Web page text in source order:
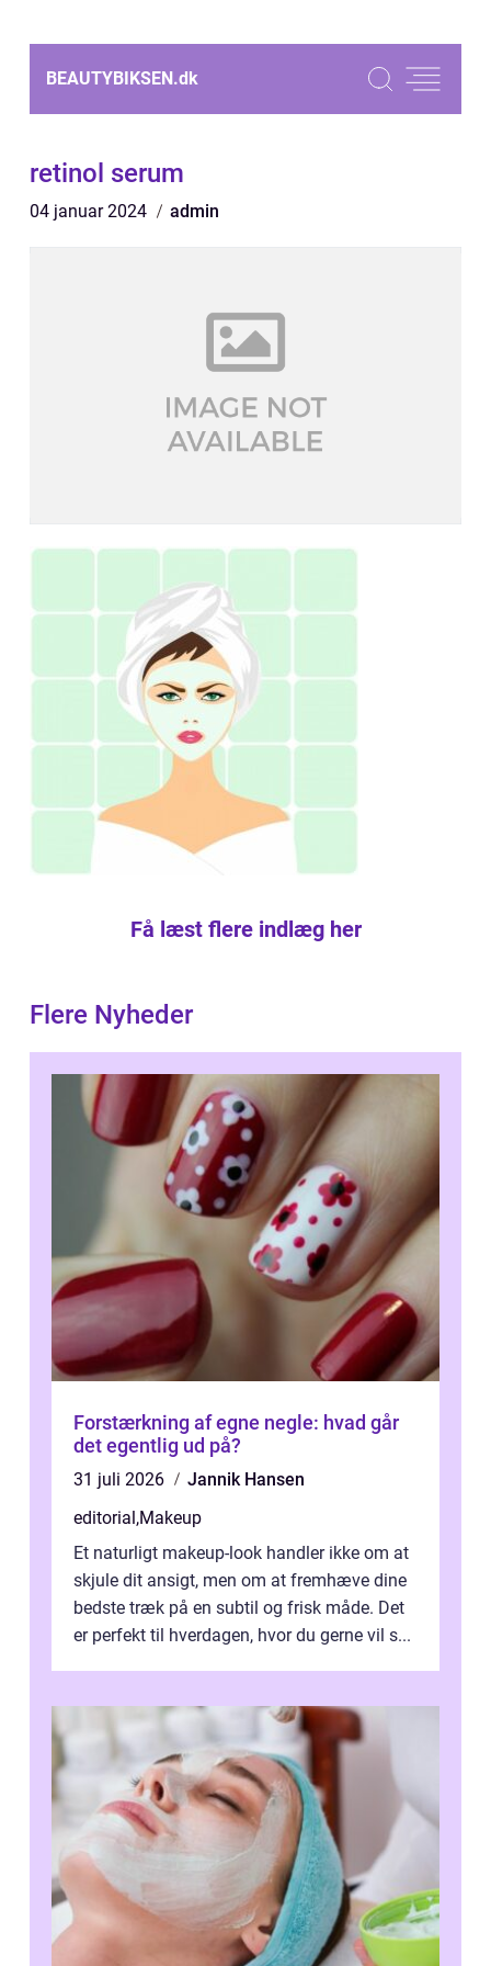
BEAUTYBIKSEN.dk
retinol serum
04 januar 2024 admin
Få læst flere indlæg her
Flere Nyheder
Forstærkning af egne negle: hvad går
det egentlig ud på?
31 juli 2026
Jannik Hansen
editorial,Makeup
Et naturligt makeup-look handler ikke om at
skjule dit ansigt, men om at fremhæve dine
bedste træk på en subtil og frisk måde. Det
er perfekt til hverdagen, hvor du gerne vil s...